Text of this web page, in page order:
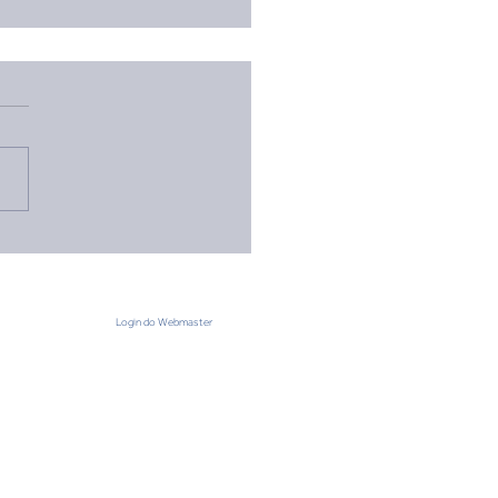
Nacional Pioneiro:
Login do Webmaster